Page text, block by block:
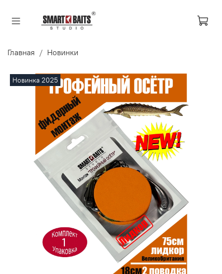
Главная Новинки
Новинка 2025